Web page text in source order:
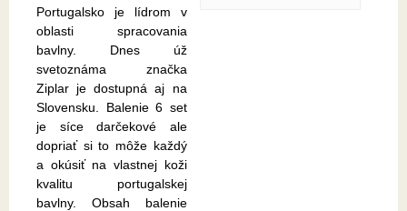
Portugalsko je lídrom v
oblasti spracovania
bavlny. Dnes úž
svetoznáma značka
Ziplar je dostupná aj na
Slovensku. Balenie 6 set
je síce darčekové ale
dopriať si to môže každý
a okúsiť na vlastnej koži
kvalitu portugalskej
bavlny. Obsah balenie